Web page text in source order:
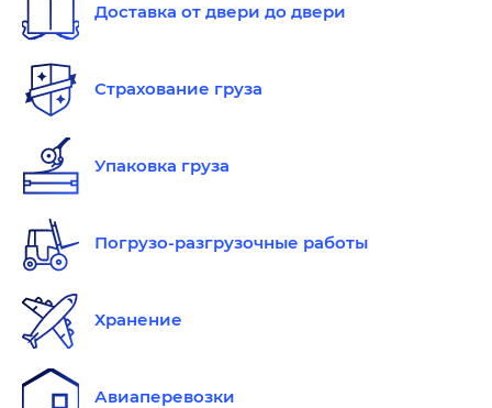
Доставка от двери до двери
Страхование груза
Упаковка груза
Погрузо-разгрузочные работы
Хранение
Авиаперевозки